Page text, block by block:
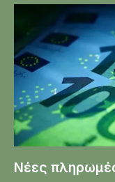
Νέες